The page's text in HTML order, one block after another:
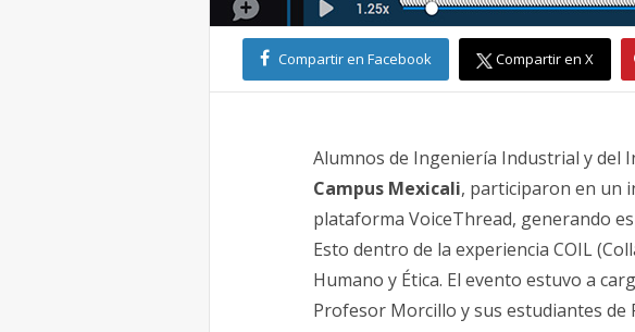
Compartir en Facebook Compartir en X
Alumnos de Ingeniería Industrial y del
Campus Mexicali, participaron en un
plataforma VoiceThread, generando
Esto dentro de la experiencia COIL
Humano y Ética. El evento estuvo a
Profesor Morcillo y sus estudiantes